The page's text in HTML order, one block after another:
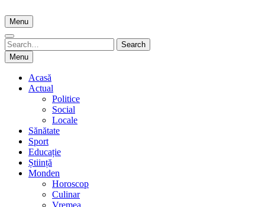
to
content
Menu
Search
for:
Search
Menu
Acasă
Actual
Politice
Social
Locale
Sănătate
Sport
Educație
Știință
Monden
Horoscop
Culinar
Vremea